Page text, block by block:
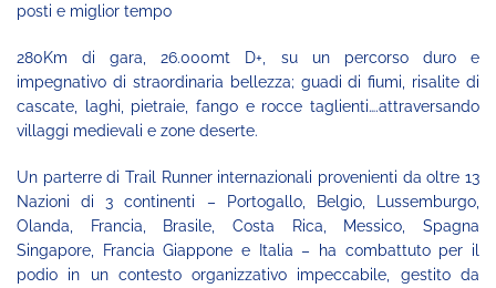
posti e miglior tempo
280Km di gara, 26.000mt D+, su un percorso duro e
impegnativo di straordinaria bellezza; guadi di fiumi, risalite di
cascate, laghi, pietraie, fango e rocce taglienti….attraversando
villaggi medievali e zone deserte.
Un parterre di Trail Runner internazionali provenienti da oltre 13
Nazioni di 3 continenti – Portogallo, Belgio, Lussemburgo,
Olanda, Francia, Brasile, Costa Rica, Messico, Spagna
Singapore, Francia Giappone e Italia – ha combattuto per il
podio in un contesto organizzativo impeccabile, gestito da